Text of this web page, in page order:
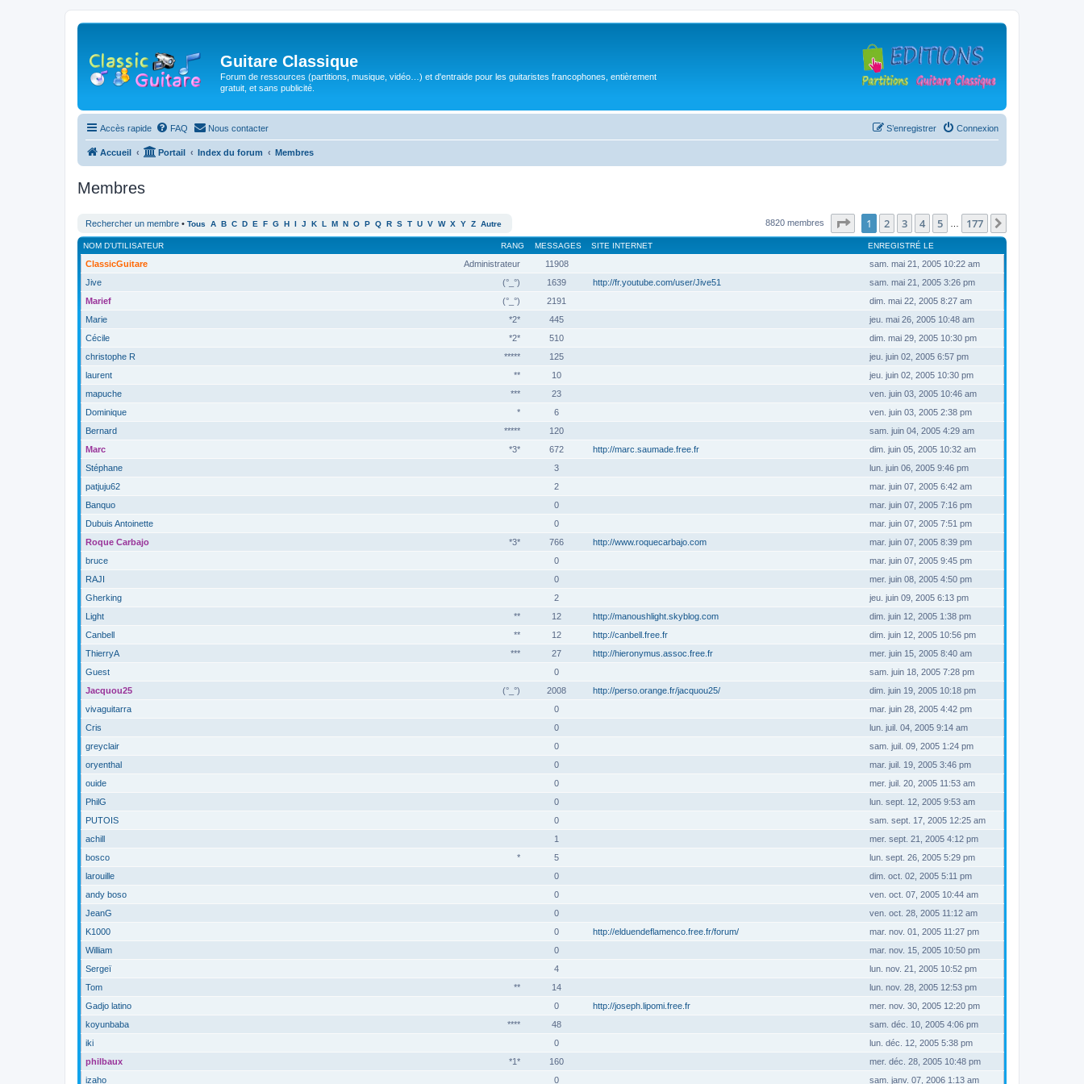
Guitare Classique
Forum de ressources (partitions, musique, vidéo…) et d'entraide pour les guitaristes francophones, entièrement
gratuit, et sans publicité.
Accès rapide FAQ Nous contacter Connexion
S’enregistrer
Accueil Portail Index du forum Membres
Membres
Rechercher un membre • Tous A B C D E F G H I J K L M N O P Q R S T U V W X Y Z Autre 8820 membres Page sur177
1 2 3 4 5 177
RANG
NOM D’UTILISATEUR MESSAGES SITE INTERNET ENREGISTRÉ LE
Administrateur
ClassicGuitare 11908
sam. mai 21, 2005 10:22 am
(°_°)
Jive 1639 http://fr.youtube.com/user/Jive51
sam. mai 21, 2005 3:26 pm
(°_°)
Marief 2191
dim. mai 22, 2005 8:27 am
*2*
Marie 445
jeu. mai 26, 2005 10:48 am
*2*
Cécile 510
dim. mai 29, 2005 10:30 pm
*****
christophe R 125
jeu. juin 02, 2005 6:57 pm
**
laurent 10
jeu. juin 02, 2005 10:30 pm
***
mapuche 23
ven. juin 03, 2005 10:46 am
*
Dominique 6
ven. juin 03, 2005 2:38 pm
*****
Bernard 120
sam. juin 04, 2005 4:29 am
*3*
Marc 672 http://marc.saumade.free.fr
dim. juin 05, 2005 10:32 am
Stéphane
3
lun. juin 06, 2005 9:46 pm
patjuju62
2
mar. juin 07, 2005 6:42 am
Banquo
0
mar. juin 07, 2005 7:16 pm
Dubuis Antoinette
0
mar. juin 07, 2005 7:51 pm
*3*
Roque Carbajo 766 http://www.roquecarbajo.com
mar. juin 07, 2005 8:39 pm
bruce
0
mar. juin 07, 2005 9:45 pm
RAJI
0
mer. juin 08, 2005 4:50 pm
Gherking
2
jeu. juin 09, 2005 6:13 pm
**
Light 12 http://manoushlight.skyblog.com
dim. juin 12, 2005 1:38 pm
**
Canbell 12 http://canbell.free.fr
dim. juin 12, 2005 10:56 pm
***
ThierryA 27 http://hieronymus.assoc.free.fr
mer. juin 15, 2005 8:40 am
Guest
0
sam. juin 18, 2005 7:28 pm
(°_°)
Jacquou25 2008 http://perso.orange.fr/jacquou25/
dim. juin 19, 2005 10:18 pm
vivaguitarra
0
mar. juin 28, 2005 4:42 pm
Cris
0
lun. juil. 04, 2005 9:14 am
greyclair
0
sam. juil. 09, 2005 1:24 pm
oryenthal
0
mar. juil. 19, 2005 3:46 pm
ouide
0
mer. juil. 20, 2005 11:53 am
PhilG
0
lun. sept. 12, 2005 9:53 am
PUTOIS
0
sam. sept. 17, 2005 12:25 am
achill
1
mer. sept. 21, 2005 4:12 pm
*
bosco 5
lun. sept. 26, 2005 5:29 pm
larouille
0
dim. oct. 02, 2005 5:11 pm
andy boso
0
ven. oct. 07, 2005 10:44 am
JeanG
0
ven. oct. 28, 2005 11:12 am
K1000
0 http://elduendeflamenco.free.fr/forum/
mar. nov. 01, 2005 11:27 pm
William
0
mar. nov. 15, 2005 10:50 pm
Sergeï
4
lun. nov. 21, 2005 10:52 pm
**
Tom 14
lun. nov. 28, 2005 12:53 pm
Gadjo latino
0 http://joseph.lipomi.free.fr
mer. nov. 30, 2005 12:20 pm
****
koyunbaba 48
sam. déc. 10, 2005 4:06 pm
iki
0
lun. déc. 12, 2005 5:38 pm
*1*
philbaux 160
mer. déc. 28, 2005 10:48 pm
izaho
0 sam. janv. 07, 2006 1:13 am